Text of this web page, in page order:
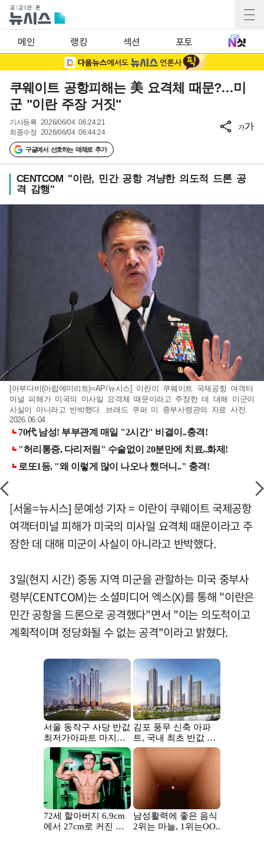
메인 랭킹 섹션 포토
쿠웨이트 공항피해는 美 요격체 때문?…미
군 "이란 주장 거짓"
기사등록 2026/06/04 06:24:21
최종수정 2026/06/04 06:44:24
구글에서 선호하는 매체로 추가
가가
CENTCOM "이란, 민간 공항 겨냥한 의도적 드론 공
격 감행"
[아부다비(아랍에미리트)=AP/뉴시스] 이란이 쿠웨이트 국제공항 여객터
미널 피해가 미국의 미사일 요격체 때문이라고 주장한 데 대해 미군이
사실이 아니라고 반박했다. 브래드 쿠퍼 미 중부사령관의 자료 사진.
2026.06.04
[서울=뉴시스] 문예성 기자 = 이란이 쿠웨이트 국제공항
여객터미널 피해가 미국의 미사일 요격체 때문이라고 주
장한 데 대해 미군이 사실이 아니라고 반박했다.
3일(현지 시간) 중동 지역 미군을 관할하는 미국 중부사
령부(CENTCOM)는 소셜미디어 엑스(X)를 통해 "이란은
민간 공항을 드론으로 공격했다"면서 "이는 의도적이고
계획적이며 정당화될 수 없는 공격"이라고 밝혔다.